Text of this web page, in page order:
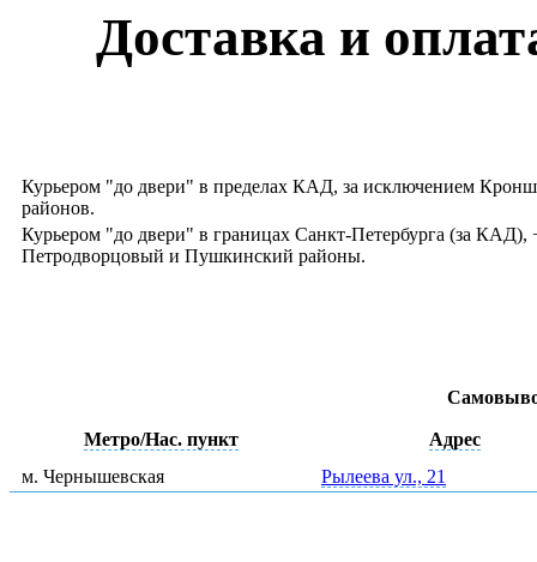
Доставка и
Курьером "до двери" в пределах КАД, за исключением
районов.
Курьером "до двери" в границах Санкт-Петербурга (за
Петродворцовый и Пушкинский районы.
Метро/Нас. пункт
Адрес
м. Чернышевская
Рылеева ул., 21